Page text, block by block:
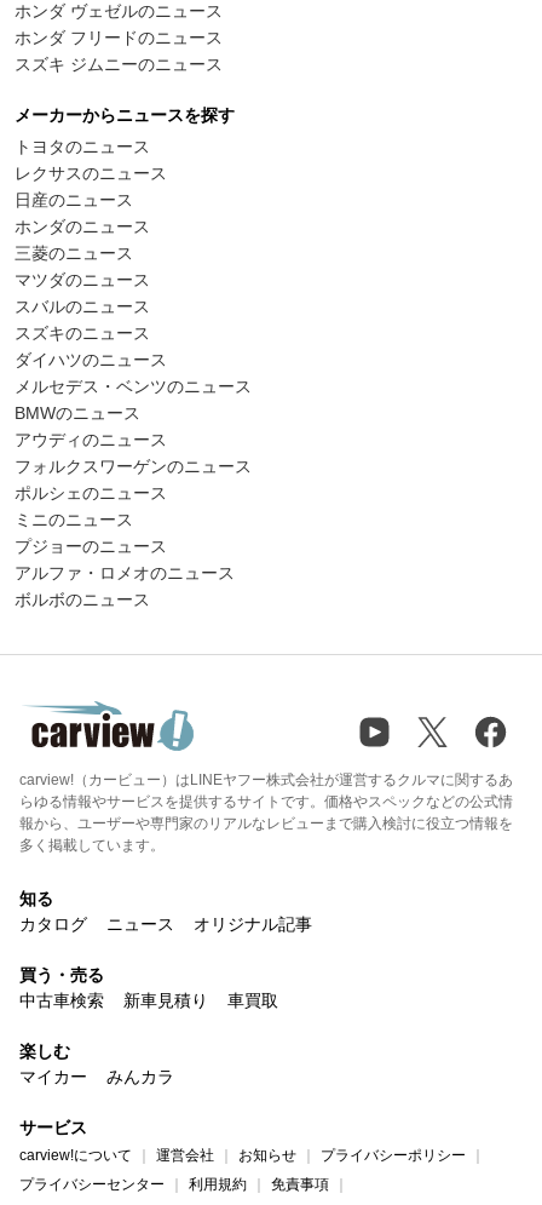
ホンダ ヴェゼルのニュース
ホンダ フリードのニュース
スズキ ジムニーのニュース
メーカーからニュースを探す
トヨタのニュース
レクサスのニュース
日産のニュース
ホンダのニュース
三菱のニュース
マツダのニュース
スバルのニュース
スズキのニュース
ダイハツのニュース
メルセデス・ベンツのニュース
BMWのニュース
アウディのニュース
フォルクスワーゲンのニュース
ポルシェのニュース
ミニのニュース
プジョーのニュース
アルファ・ロメオのニュース
ボルボのニュース
carview!（カービュー）はLINEヤフー株式会社が運営するクルマに関するあ
らゆる情報やサービスを提供するサイトです。価格やスペックなどの公式情
報から、ユーザーや専門家のリアルなレビューまで購入検討に役立つ情報を
多く掲載しています。
知る
カタログ
ニュース オリジナル記事
買う・売る
中古車検索
新車見積り 車買取
楽しむ
マイカー
みんカラ
サービス
carview!について 運営会社 お知らせ
プライバシーポリシー
プライバシーセンター
利用規約 免責事項